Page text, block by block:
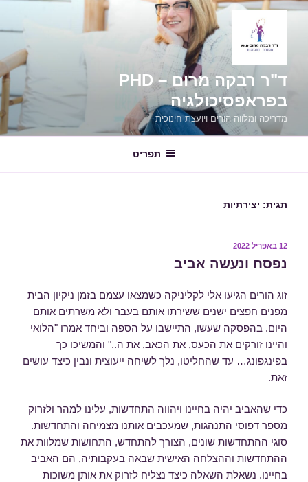
דילוג
ד"ר רבקה מרום – PHD
בפראפסיכולגיה
מדריכה ומלווה הורים ויועצת חינוכית
תפריט
תגית: יצירתיות
פורסם
12 באפריל 2022
נפסח ונעשה אביב
זוג הורים הגיעו אלי לקליניקה כשמצאו עצמם בזמן ניקיון הבית
מפנים חפצים ישנים ששירתו אותם בעבר ולא משרתים אותם
היום. בהפסקה שעשו, התיישבו על הספה וביחד אמרו "הלואי
והיינו זורקים את הכעס, את הכאב, את ה.." והמשיכו כך
בפינגפונג… עד שהחליטו, נלך לשיחה ייעוצית ונבין כיצד עושים
זאת.
כדי שהאביב יהיה בחיינו ויהווה התחדשות, עלינו למהר ולזרוק
מספר דפוסי התנהגות, שמעכבים אותנו מצמיחה והתחדשות.
סוגי ההתחדשות שונים, הצורך להתחדש, התחושות שמלוות את
ההתחדשות וההצלחה האישית שבאה בעקבותיה, הם האביב
בחיינו. נשאלת השאלה כיצד נצליח לזרוק את אותן משוכות